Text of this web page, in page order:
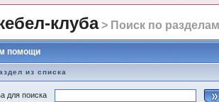
клуба> Поиск по
помощи
из списка
для поиска